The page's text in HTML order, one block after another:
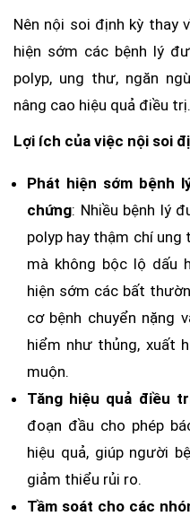
Nên nội soi định kỳ thay
hiện sớm các bệnh lý
polyp, ung thư, ngăn
nâng cao hiệu quả điều trị.
Lợi ích của việc nội soi
Phát hiện sớm bệnh
chứng: Nhiều bệnh lý
polyp hay thậm chí
mà không bộc lộ dấu
hiện sớm các bất
cơ bệnh chuyển nặng
hiểm như thủng, xuất
muộn.
Tăng hiệu quả điều
đoạn đầu cho phép
hiệu quả, giúp người
giảm thiểu rủi ro.
Tầm soát cho các